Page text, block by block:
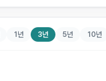
1년 3년 5년 10년